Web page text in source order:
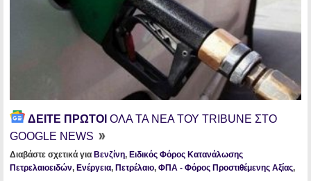
ΔΕΙΤΕ ΠΡΩΤΟΙ ΟΛΑ ΤΑ ΝΕΑ ΤΟΥ TRIBUNE ΣΤΟ
GOOGLE NEWS
Διαβάστε σχετικά για Βενζίνη, Ειδικός Φόρος Κατανάλωσης
Πετρελαιοειδών, Ενέργεια, Πετρέλαιο, ΦΠΑ - Φόρος Προστιθέμενης Αξίας,